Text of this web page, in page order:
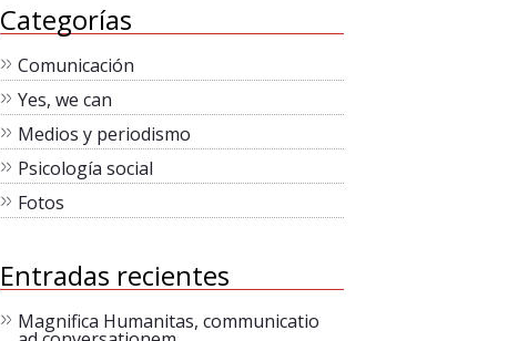
Categorías
Comunicación
Yes, we can
Medios y periodismo
Psicología social
Fotos
Entradas recientes
Magnifica Humanitas, communicatio